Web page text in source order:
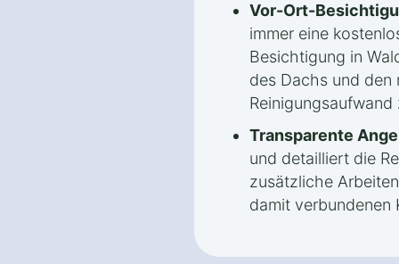
Vor-Ort-
immer eine
Besichtigung in
des Dachs und den
Transparente
und detailliert die
zusätzliche
damit verbundenen